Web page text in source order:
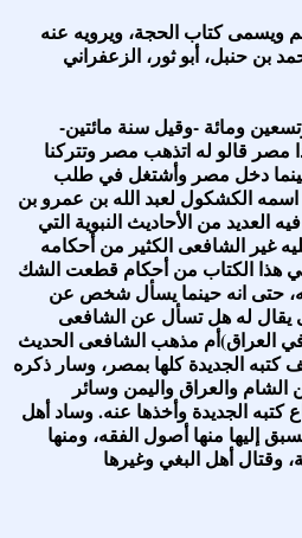
ويسمى كتاب الحجة، ويرويه عنه
بن حنبل، أبو ثور، الزعفراني
ومائة -وقيل سنة مائتين-
مصر قالو له اتذهب مصر وتتركنا
دخل مصر وأشتغل في طلب
الكشكول لعبد الله بن عمرو بن
العديد من الأحاديث النبوية التي
غير الشافعى الكثير من أحكامه
في هذا الكتاب من أحكام قطعت الشك
حتى انه حينما يسأل شخص عن
يقال له هل تسأل عن الشافعى
العراق)أم مذهب الشافعى الحديث
الجديدة كلها بمصر، وسار ذكره
والعراق واليمن وسائر
كتبه الجديدة وأخذها عنه. وساد أهل
إليها منها أصول الفقه، ومنها